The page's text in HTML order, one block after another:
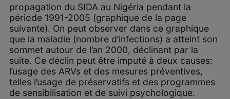
propagation du SIDA au Nigéria pendant la
période 1991-2005 (graphique de la page
suivante). On peut observer dans ce graphique
que la maladie (nombre d’infections) a atteint son
sommet autour de l’an 2000, déclinant par la
suite. Ce déclin peut être imputé à deux causes:
l’usage des ARVs et des mesures préventives,
telles l’usage de préservatifs et des programmes
de sensibilisation et de suivi psychologique.